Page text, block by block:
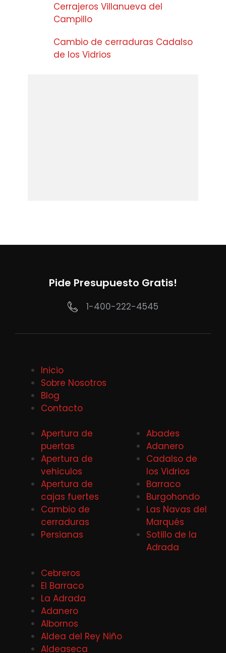
Cerrajeros Villanueva del
Campillo
Cambio de cerraduras Cadalso
de los Vidrios
Pide Presupuesto Gratis!
1-400-222-4545
Inicio
Sobre Nosotros
Blog
Contacto
Apertura de
puertas
Apertura de
vehiculos
Apertura de
cajas fuertes
Cambio de
cerraduras
Persianas
Abades
Adanero
Cadalso de
los Vidrios
Barraco
Burgohondo
Las Navas del
Marqués
Sotillo de la
Adrada
Cebreros
El Barraco
La Adrada
Adanero
Albornos
Aldea del Rey Niño
Aldeaseca